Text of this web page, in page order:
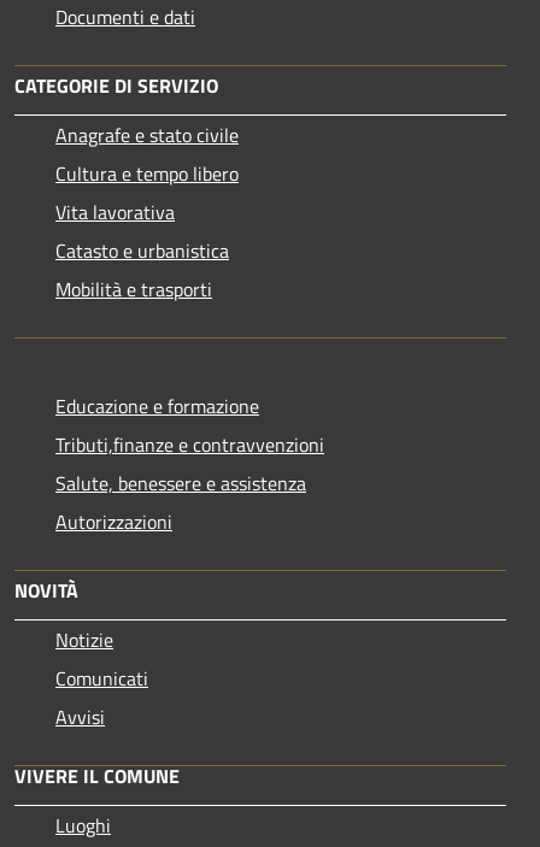
Documenti e dati
CATEGORIE DI SERVIZIO
Anagrafe e stato civile
Cultura e tempo libero
Vita lavorativa
Catasto e urbanistica
Mobilità e trasporti
Educazione e formazione
Tributi,finanze e contravvenzioni
Salute, benessere e assistenza
Autorizzazioni
NOVITÀ
Notizie
Comunicati
Avvisi
VIVERE IL COMUNE
Luoghi